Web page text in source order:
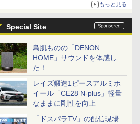
もっと見る
Special Site
鳥肌ものの「DENON
HOME」サウンドを体感し
た！
レイズ鍛造1ピースアルミホ
イール「CE28 N-plus」軽量
なままに剛性を向上
「ドスパラTV」の配信現場